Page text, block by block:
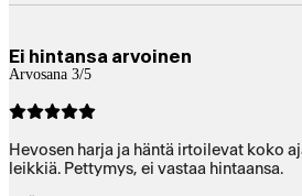
Ei hintansa arvoinen
Arvosana 3/5
Hevosen harja ja häntä irtoilevat koko
leikkiä. Pettymys, ei vastaa hintaansa.